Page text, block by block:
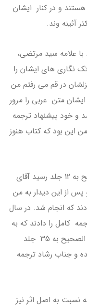
و در کنار ایشان
آئینه وند.
علامه سید مرتضی،
نگاری های ایشان را
در قم می رفتم من
متن عربی را مرور
و خود پیشنهاد ترجمه
این بود که کتاب هنوز
این مترجم ادامه داد: زمانی که الصحیح به 12 جلد رسید آقای
پس از این دیدار به من
از 12 جلد را دادند که انجام شد. در سال
کامل را دادند که به
دلایلی اجام نشد و در طول این سال ها الصحیح به 35 جلد
و جناب رشاد ترجمه
نسبت به اصل اثر نیز